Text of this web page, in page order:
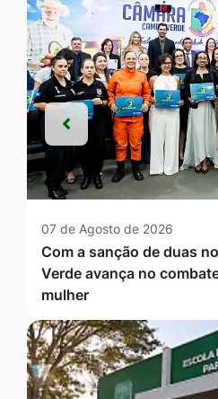
07 de Agosto de 2026
Com a sanção de duas
Verde avança no
mulher
Anterior
Anterior